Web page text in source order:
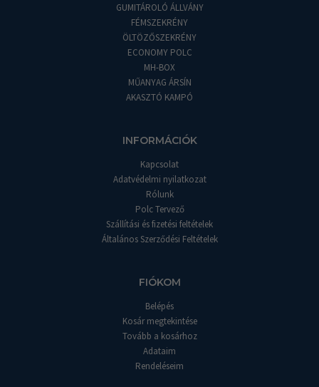
GUMITÁROLÓ ÁLLVÁNY
FÉMSZEKRÉNY
ÖLTÖZŐSZEKRÉNY
ECONOMY POLC
MH-BOX
MŰANYAG ÁRSÍN
AKASZTÓ KAMPÓ
INFORMÁCIÓK
Kapcsolat
Adatvédelmi nyilatkozat
Rólunk
Polc Tervező
Szállítási és fizetési feltételek
Általános Szerződési Feltételek
FIÓKOM
Belépés
Kosár megtekintése
Tovább a kosárhoz
Adataim
Rendeléseim